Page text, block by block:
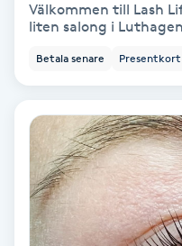
Klippning
Klippning ungdom
Koppningsmassage
Kosmetisk tatuering
Välkommen till Lash
liten salong i
Betala senare Presentkort